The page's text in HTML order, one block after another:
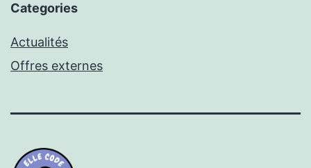
Categories
Actualités
Offres externes